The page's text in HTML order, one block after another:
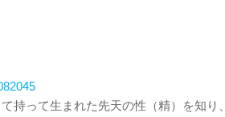
持って生まれた先天の性（精）を知り、